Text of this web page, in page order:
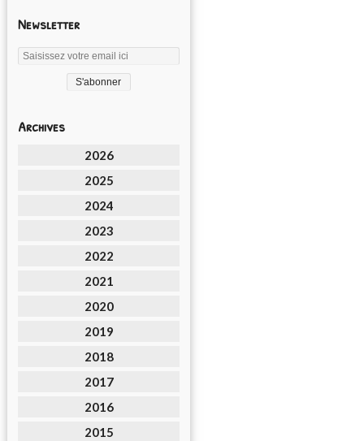
Newsletter
Archives
2026
2025
2024
2023
2022
2021
2020
2019
2018
2017
2016
2015